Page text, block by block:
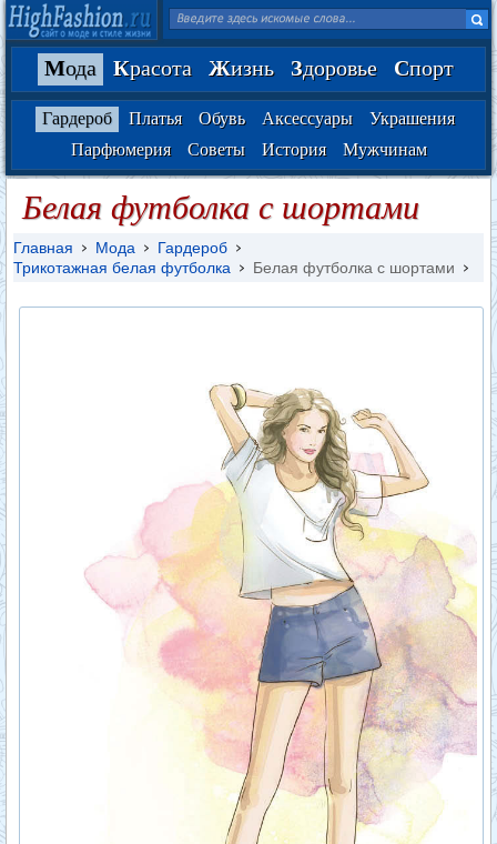
Мода Красота Жизнь Здоровье Спорт
Гардероб Платья Обувь Аксессуары
Украшения
Парфюмерия
Советы История Мужчинам
Белая футболка с шортами
Главная Мода
Гардероб
Трикотажная белая футболка
Белая футболка с шортами